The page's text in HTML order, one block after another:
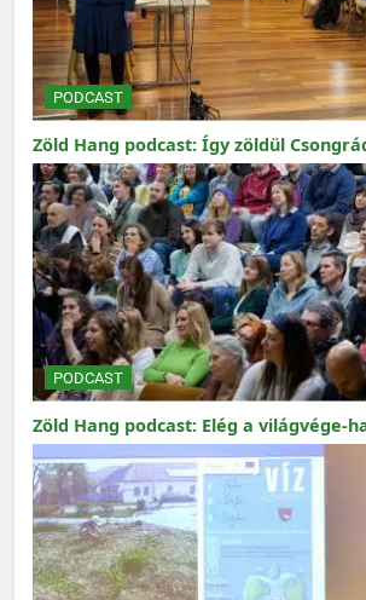
PODCAST
Zöld Hang podcast: Így zöldül
PODCAST
Zöld Hang podcast: Elég a világvége-